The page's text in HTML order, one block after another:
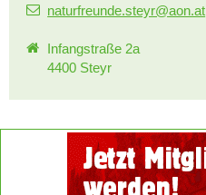
naturfreunde.steyr@aon.at
Infangstraße 2a
4400 Steyr